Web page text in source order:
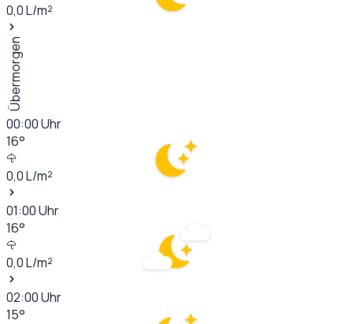
0,0L/m²
Übermorgen
00:00Uhr
16°
0,0L/m²
01:00Uhr
16°
0,0L/m²
02:00Uhr
15°